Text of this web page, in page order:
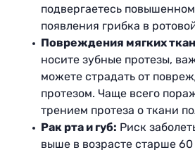
подвергаетесь
появления грибка в
Повреждения мягких
носите зубные протезы,
можете страдать от
протезом. Чаще всего
трением протеза о ткани
Рак рта и губ: Риск
выше в возрасте старше